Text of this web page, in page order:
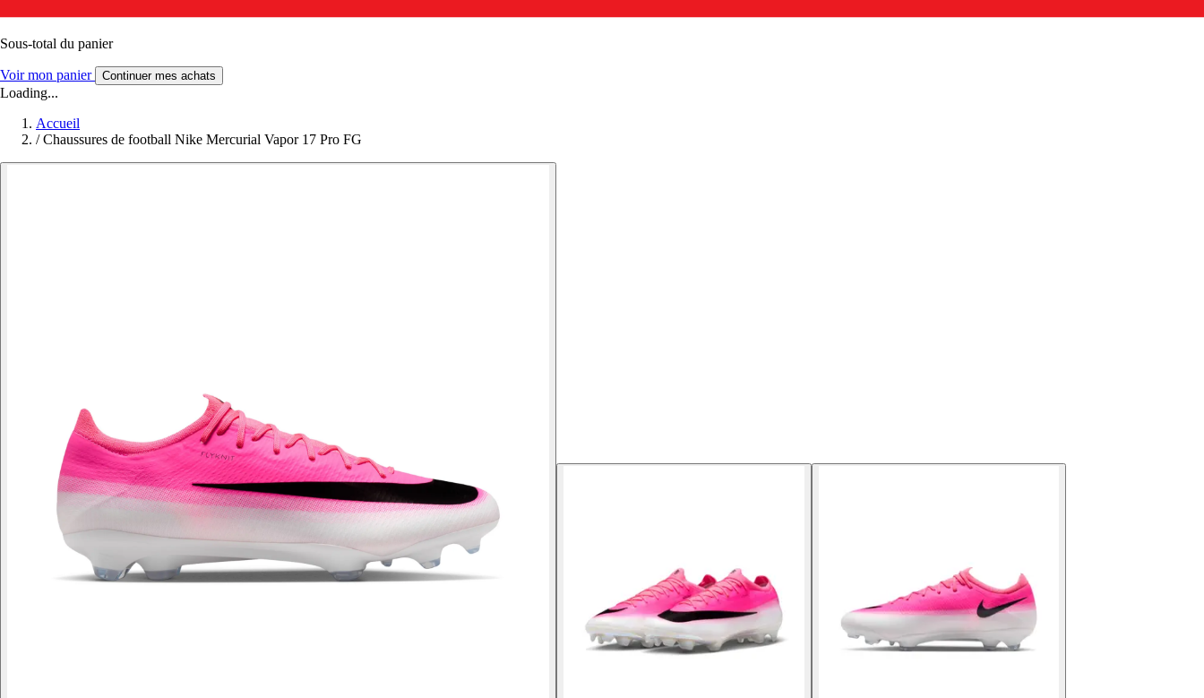
Sous-total du panier
Voir mon panier Continuer mes achats
Loading...
Accueil
/ Chaussures de football Nike Mercurial Vapor 17 Pro FG